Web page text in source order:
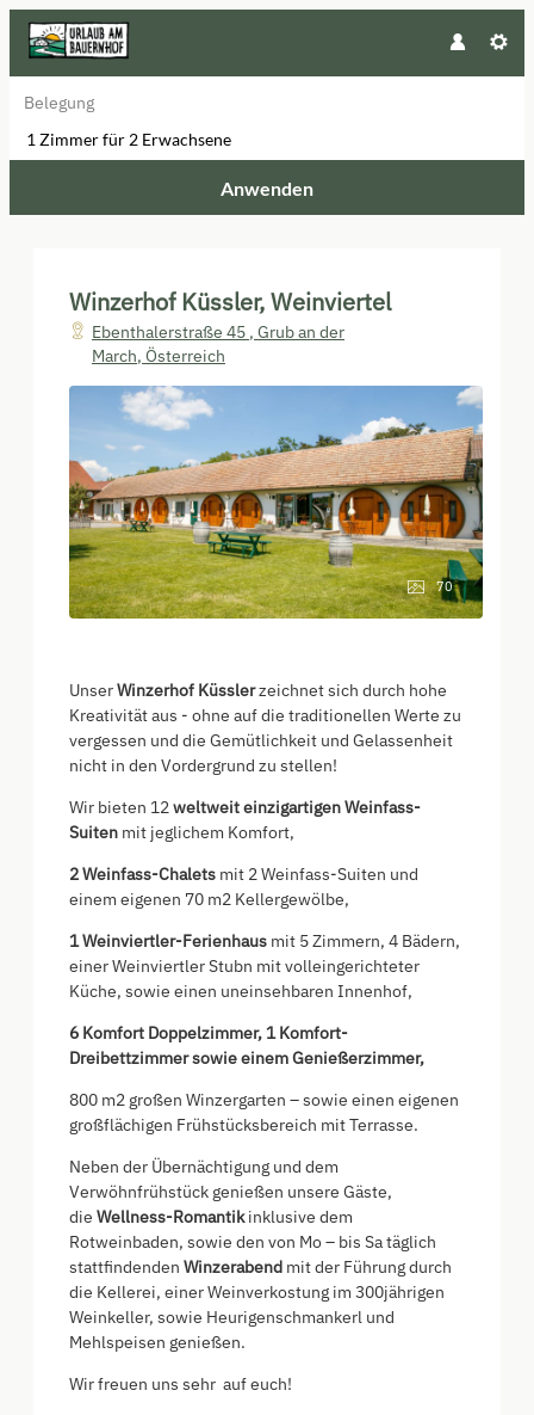
Belegung
1 Zimmerfür 2 Erwachsene
Anwenden
Winzerhof Küssler, Weinviertel
Ebenthalerstraße 45 , Grub an der
March, Österreich
70
UnserWinzerhof Küsslerzeichnet sich durch hohe
Kreativität aus - ohne auf die traditionellen Werte zu
vergessen und die Gemütlichkeit und Gelassenheit
nicht in den Vordergrund zu stellen!
Wir bieten 12weltweit einzigartigen Weinfass-
Suiten mit jeglichem Komfort,
2 Weinfass-Chalets mit 2 Weinfass-Suiten und
einem eigenen 70 m2 Kellergewölbe,
1 Weinviertler-Ferienhaus mit 5 Zimmern, 4 Bädern,
einer Weinviertler Stubn mit volleingerichteter
Küche, sowie einen uneinsehbaren Innenhof,
6 Komfort Doppelzimmer, 1 Komfort-
Dreibettzimmer sowie einem Genießerzimmer,
800 m2 großen Winzergarten – sowie einen eigenen
großflächigen Frühstücksbereich mit Terrasse.
Neben der Übernächtigung und dem
Verwöhnfrühstück genießen unsere Gäste,
die Wellness-Romantikinklusive dem
Rotweinbaden, sowie den von Mo – bis Sa täglich
stattfindenden Winzerabend mit der Führung durch
die Kellerei, einer Weinverkostung im 300jährigen
Weinkeller, sowie Heurigenschmankerl und
Mehlspeisen genießen.
Wir freuen uns sehr auf euch!